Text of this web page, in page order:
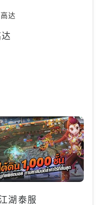
湖泰服